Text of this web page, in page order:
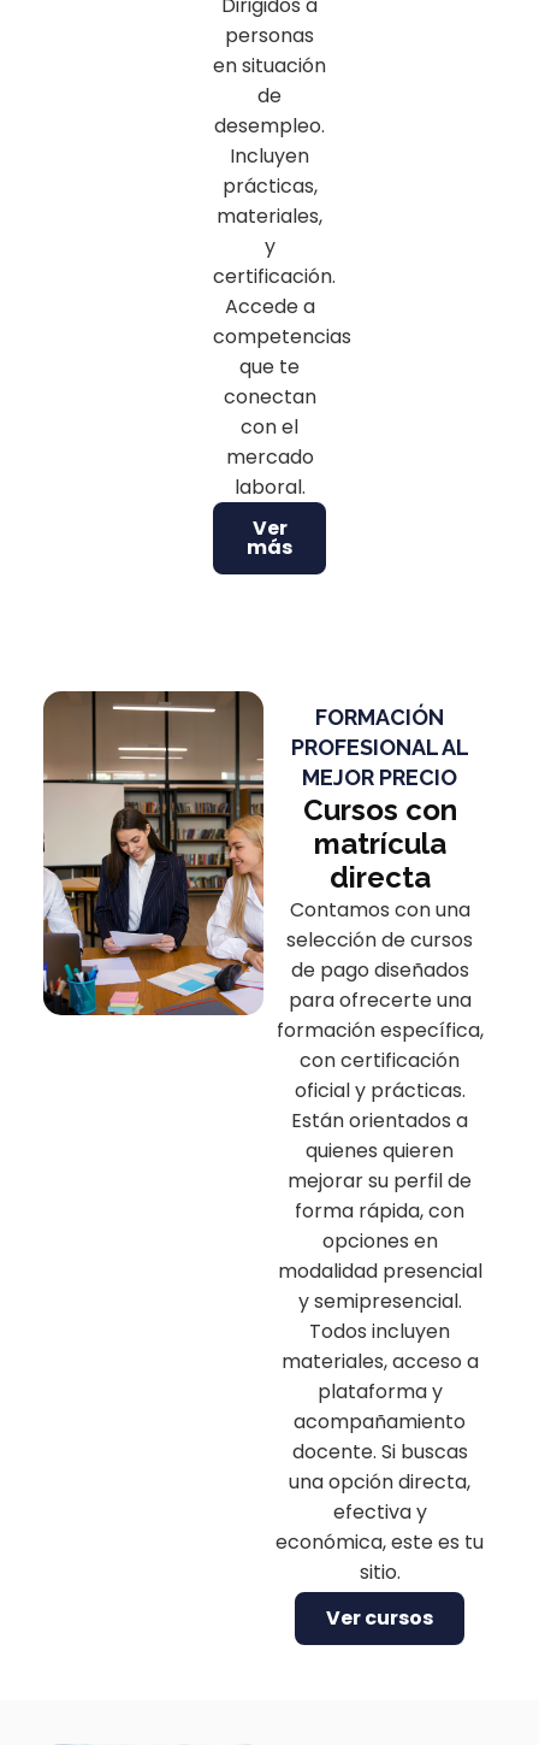
personas
en situación
de
desempleo.
Incluyen
prácticas,
materiales,
y
certificación.
Accede a
competencias
que te
conectan
con el
mercado
laboral.
Ver
más
FORMACIÓN
PROFESIONAL AL
MEJOR PRECIO
Cursos con
matrícula
directa
Contamos con una
selección de cursos
de pago diseñados
para ofrecerte una
formación específica,
con certificación
oficial y prácticas.
Están orientados a
quienes quieren
mejorar su perfil de
forma rápida, con
opciones en
modalidad presencial
y semipresencial.
Todos incluyen
materiales, acceso a
plataforma y
acompañamiento
docente. Si buscas
una opción directa,
efectiva y
económica, este es tu
sitio.
Ver cursos